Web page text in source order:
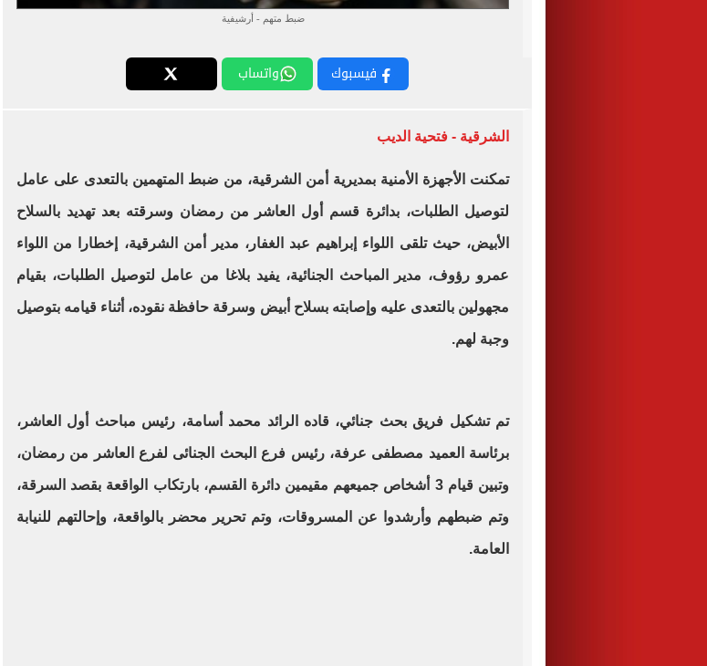
ضبط متهم - أرشيفية
فيسبوك واتساب
الشرقية - فتحية الديب
تمكنت الأجهزة الأمنية بمديرية أمن الشرقية، من ضبط المتهمين بالتعدى على عامل
لتوصيل الطلبات، بدائرة قسم أول العاشر من رمضان وسرقته بعد تهديد بالسلاح
الأبيض، حيث تلقى اللواء إبراهيم عبد الغفار، مدير أمن الشرقية، إخطارا من اللواء
عمرو رؤوف، مدير المباحث الجنائية، يفيد بلاغا من عامل لتوصيل الطلبات، بقيام
مجهولين بالتعدى عليه وإصابته بسلاح أبيض وسرقة حافظة نقوده، أثناء قيامه بتوصيل
وجبة لهم.
تم تشكيل فريق بحث جنائي، قاده الرائد محمد أسامة، رئيس مباحث أول العاشر،
برئاسة العميد مصطفى عرفة، رئيس فرع البحث الجنائى لفرع العاشر من رمضان،
وتبين قيام 3 أشخاص جميعهم مقيمين دائرة القسم، بارتكاب الواقعة بقصد السرقة،
وتم ضبطهم وأرشدوا عن المسروقات، وتم تحرير محضر بالواقعة، وإحالتهم للنيابة
العامة.